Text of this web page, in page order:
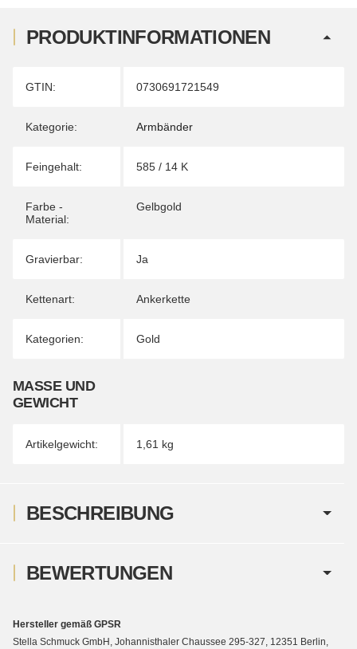
PRODUKTINFORMATIONEN
Produkteigenschaft
Wert
GTIN: 0730691721549
Kategorie: Armbänder
Feingehalt: 585 / 14 K
Farbe -
Material:
Gelbgold
Gravierbar: Ja
Kettenart: Ankerkette
Kategorien: Gold
MASSE UND G
EWICHT
Artikelgewicht: 1,61 kg
BESCHREIBUNG
BEWERTUNGEN
Hersteller gemäß GPSR
Stella Schmuck GmbH, Johannisthaler Chaussee 295-327, 12351 Berlin,